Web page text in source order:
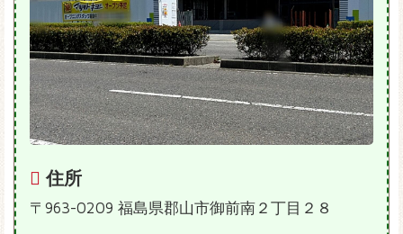
住所
〒963-0209 福島県郡山市御前南２丁目２８